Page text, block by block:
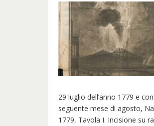
29 luglio dell’anno 1779 e
seguente mese di agosto,
1779, Tavola I. Incisione su